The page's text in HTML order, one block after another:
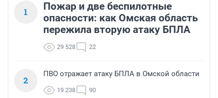
1
Пожар и две беспилотные
опасности: как Омская область
пережила вторую атаку БПЛА
29 528 22
2
ПВО отражает атаку БПЛА в Омской области
19 238 90